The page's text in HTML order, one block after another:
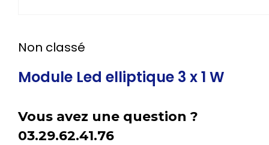
Non classé
Module Led elliptique 3 x 1 W
Vous avez une question ?
03.29.62.41.76